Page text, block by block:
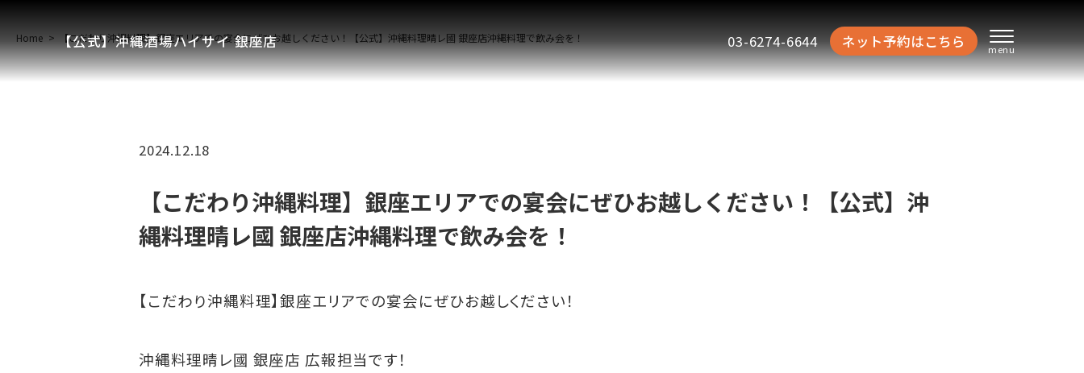
【公式】沖縄酒場ハイサイ 銀座店 03-6274-6644 ネット予約はこちら
Home 【こだわり沖縄料理】銀座エリアでの宴会にぜひお越しください！【公式】沖縄料理晴レ國 銀座店沖縄料理で飲み会を！
2024.12.18
【こだわり沖縄料理】銀座エリアでの宴会にぜひお越しください！【公式】沖
縄料理晴レ國 銀座店沖縄料理で飲み会を！
【こだわり沖縄料理】銀座エリアでの宴会にぜひお越しください！
沖縄料理晴レ國 銀座店 広報担当です！